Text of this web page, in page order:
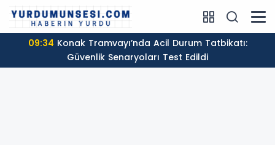
09:34
Güvenlik Senaryoları Test Edildi